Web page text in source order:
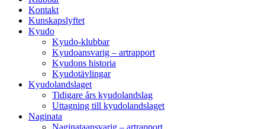
Kontakt
Kunskapslyftet
Kyudo
Kyudo-klubbar
Kyudoansvarig – artrapport
Kyudons historia
Kyudotävlingar
Kyudolandslaget
Tidigare års kyudolandslag
Uttagning till kyudolandslaget
Naginata
Naginataansvarig – artrapport